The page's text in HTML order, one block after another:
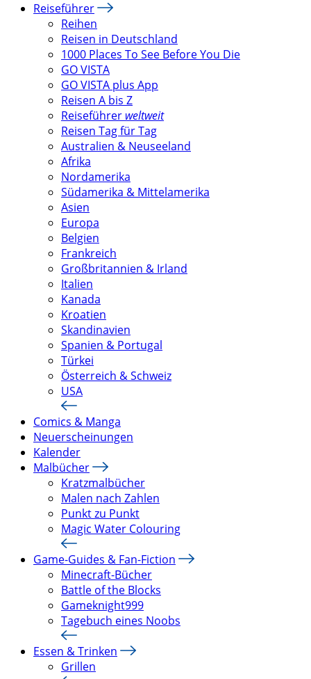
Reiseführer
Reihen
Reisen in Deutschland
1000 Places To See Before You Die
GO VISTA
GO VISTA plus App
Reisen A bis Z
Reiseführer weltweit
Reisen Tag für Tag
Australien & Neuseeland
Afrika
Nordamerika
Südamerika & Mittelamerika
Asien
Europa
Belgien
Frankreich
Großbritannien & Irland
Italien
Kanada
Kroatien
Skandinavien
Spanien & Portugal
Türkei
Österreich & Schweiz
USA
Comics & Manga
Neuerscheinungen
Kalender
Malbücher
Kratzmalbücher
Malen nach Zahlen
Punkt zu Punkt
Magic Water Colouring
Game-Guides & Fan-Fiction
Minecraft-Bücher
Battle of the Blocks
Gameknight999
Tagebuch eines Noobs
Essen & Trinken
Grillen